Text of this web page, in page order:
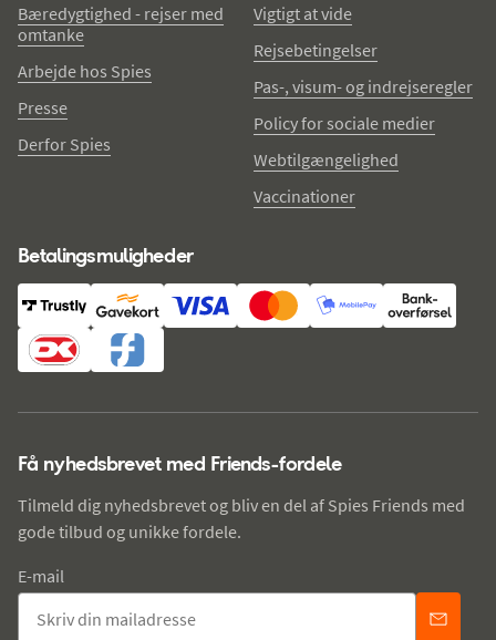
Bæredygtighed - rejser med
omtanke
Arbejde hos Spies
Presse
Derfor Spies
Vigtigt at vide
Rejsebetingelser
Pas-, visum- og indrejseregler
Policy for sociale medier
Webtilgængelighed
Vaccinationer
Betalingsmuligheder
Få nyhedsbrevet med Friends-fordele
Tilmeld dig nyhedsbrevet og bliv en del af Spies Friends med
gode tilbud og unikke fordele.
E-mail